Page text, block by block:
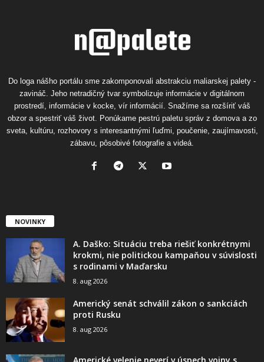
Do loga nášho portálu sme zakomponovali abstrakciu maliarskej palety -
zavináč. Jeho netradičný tvar symbolizuje informácie v digitálnom
prostredí, informácie v kocke, vír informácií. Snažíme sa rozšíriť váš
obzor a spestriť váš život. Ponúkame pestrú paletu správ z domova a zo
sveta, kultúru, rozhovory s interesantnými ľuďmi, poučenie, zaujímavosti,
zábavu, pôsobivé fotografie a videá.
NOVINKY
A. Daško: Situáciu treba riešiť konkrétnymi
krokmi, nie politickou kampaňou v súvislosti
s rodinami v Maďarsku
8. aug 2026
Americký senát schválil zákon o sankciách
proti Rusku
8. aug 2026